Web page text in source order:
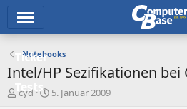
Ticker
Tests
Notebooks
Intel/HP Sezifikationen bei
E
cyd
E
5. Januar 2009